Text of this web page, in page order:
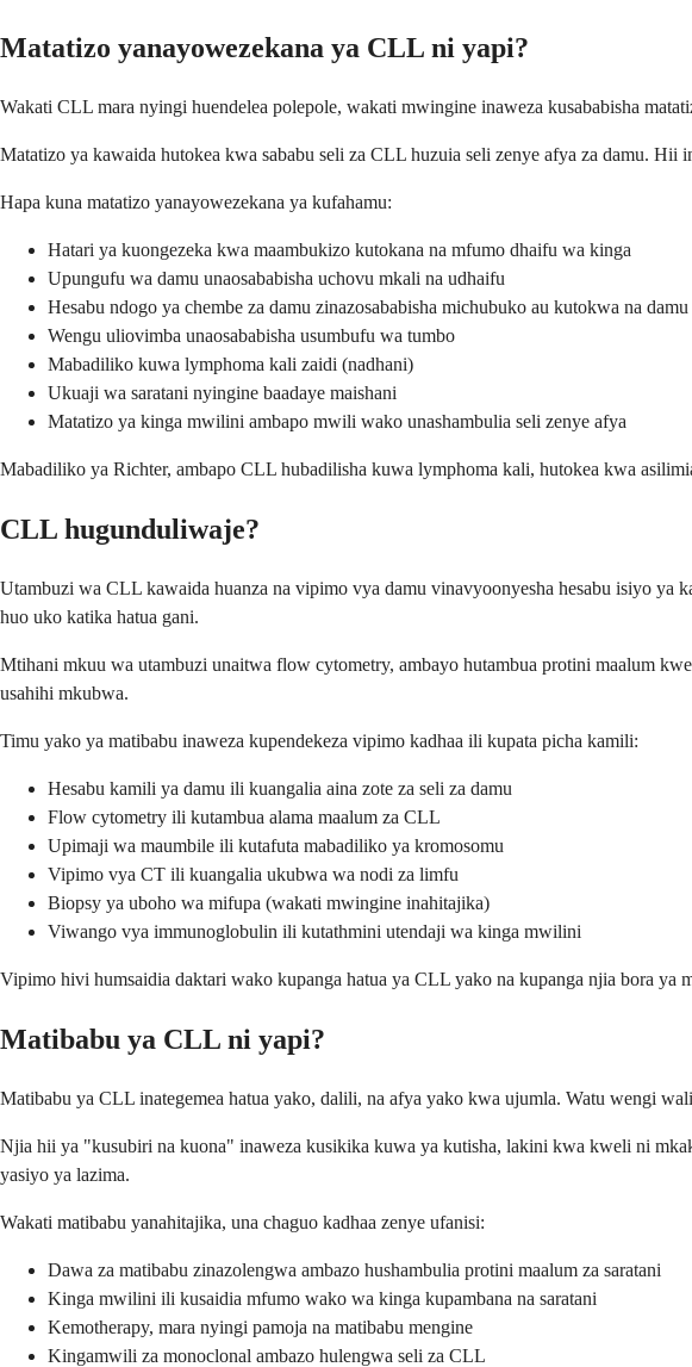
Matatizo yanayowezekana ya CLL ni yapi?
Wakati CLL mara nyingi huendelea polepole, wakati mwingine inaweza kusababisha
Matatizo ya kawaida hutokea kwa sababu seli za CLL huzuia seli zenye afya za damu.
Hapa kuna matatizo yanayowezekana ya kufahamu:
Hatari ya kuongezeka kwa maambukizo kutokana na mfumo dhaifu wa kinga
Upungufu wa damu unaosababisha uchovu mkali na udhaifu
Hesabu ndogo ya chembe za damu zinazosababisha michubuko au kutokwa na
Wengu uliovimba unaosababisha usumbufu wa tumbo
Mabadiliko kuwa lymphoma kali zaidi (nadhani)
Ukuaji wa saratani nyingine baadaye maishani
Matatizo ya kinga mwilini ambapo mwili wako unashambulia seli zenye afya
Mabadiliko ya Richter, ambapo CLL hubadilisha kuwa lymphoma kali, hutokea kwa
CLL hugunduliwaje?
Utambuzi wa CLL kawaida huanza na vipimo vya damu vinavyoonyesha hesabu isiyo
huo uko katika hatua gani.
Mtihani mkuu wa utambuzi unaitwa flow cytometry, ambayo hutambua protini maalum
usahihi mkubwa.
Timu yako ya matibabu inaweza kupendekeza vipimo kadhaa ili kupata picha kamili:
Hesabu kamili ya damu ili kuangalia aina zote za seli za damu
Flow cytometry ili kutambua alama maalum za CLL
Upimaji wa maumbile ili kutafuta mabadiliko ya kromosomu
Vipimo vya CT ili kuangalia ukubwa wa nodi za limfu
Biopsy ya uboho wa mifupa (wakati mwingine inahitajika)
Viwango vya immunoglobulin ili kutathmini utendaji wa kinga mwilini
Vipimo hivi humsaidia daktari wako kupanga hatua ya CLL yako na kupanga njia bora ya
Matibabu ya CLL ni yapi?
Matibabu ya CLL inategemea hatua yako, dalili, na afya yako kwa ujumla. Watu wengi
Njia hii ya "kusubiri na kuona" inaweza kusikika kuwa ya kutisha, lakini kwa kweli ni
yasiyo ya lazima.
Wakati matibabu yanahitajika, una chaguo kadhaa zenye ufanisi:
Dawa za matibabu zinazolengwa ambazo hushambulia protini maalum za saratani
Kinga mwilini ili kusaidia mfumo wako wa kinga kupambana na saratani
Kemotherapy, mara nyingi pamoja na matibabu mengine
Kingamwili za monoclonal ambazo hulengwa seli za CLL